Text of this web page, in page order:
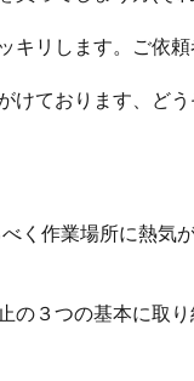
キリします。ご依
ております、どう
く作業場所に熱気
の３つの基本に取